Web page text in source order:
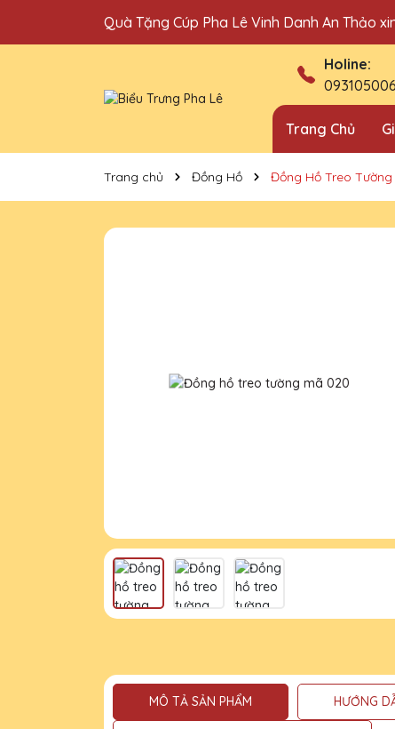
Quà Tặng Cúp Pha Lê Vinh Danh An Thảo
Địa chỉ bán cúp vinh danh uy tín tại Hà Nội!
Holine:
Trang Chủ
Trang chủ Đồng Hồ Đồng Hồ Treo Tường
MÔ TẢ SẢN PHẨM HƯỚNG